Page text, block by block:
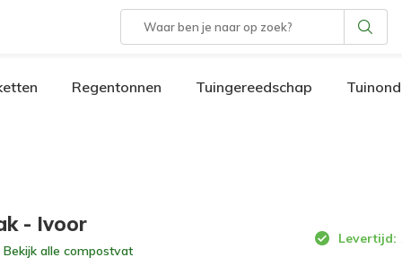
Regentonnen Tuingereedschap
- Ivoor
Bekijk alle compostvat
Levertijd: